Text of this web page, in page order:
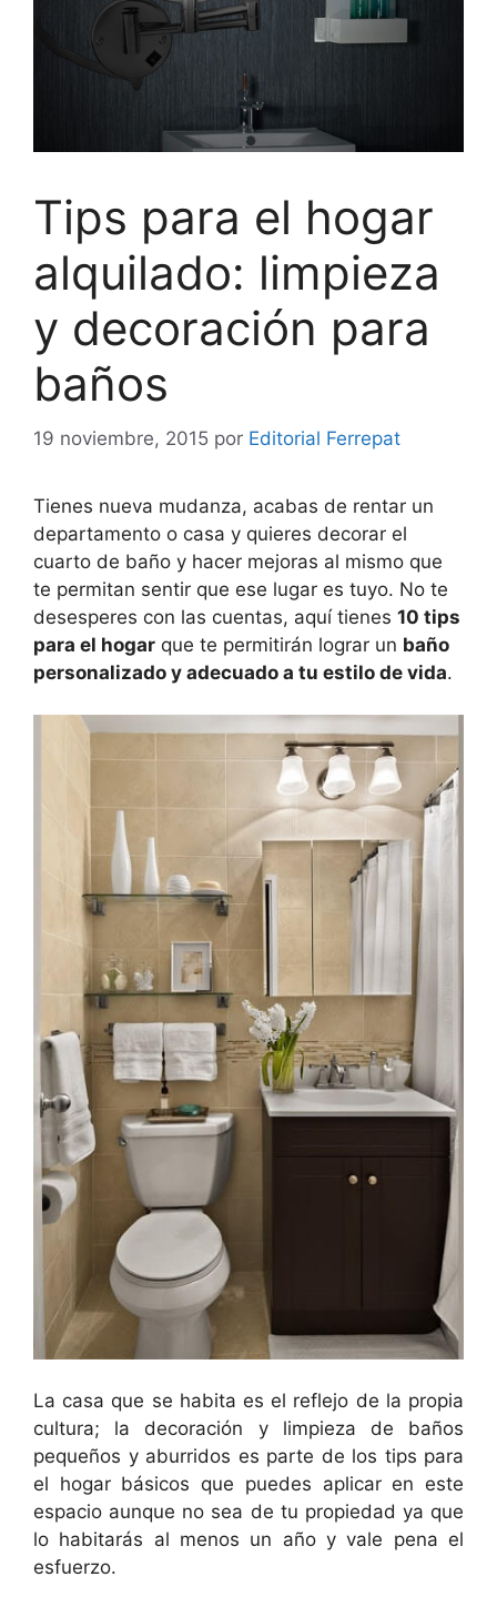
Tips para el hogar
alquilado: limpieza
y decoración para
baños
19 noviembre, 2015 por Editorial Ferrepat
Tienes nueva mudanza, acabas de rentar un
departamento o casa y quieres decorar el
cuarto de baño y hacer mejoras al mismo que
te permitan sentir que ese lugar es tuyo. No te
desesperes con las cuentas, aquí tienes 10 tips
para el hogar que te permitirán lograr un baño
personalizado y adecuado a tu estilo de vida.
La casa que se habita es el reflejo de la propia
cultura; la decoración y limpieza de baños
pequeños y aburridos es parte de los tips para
el hogar básicos que puedes aplicar en este
espacio aunque no sea de tu propiedad ya que
lo habitarás al menos un año y vale pena el
esfuerzo.